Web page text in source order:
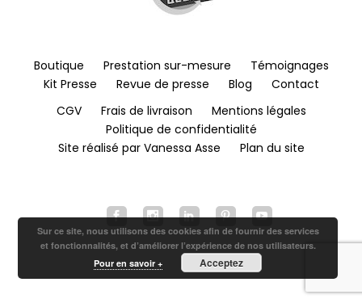
Boutique Prestation sur-mesure
Témoignages
Kit Presse
Revue de presse Blog
Contact
CGV
Frais de livraison
Mentions légales
Politique de confidentialité
Site réalisé par Vanessa Asse
Plan du site
Sur ce site, nous utilisons des cookies afin de fournir des services
et fonctionnalités, et d’améliorer l’expérience de nos utilisateurs.
Pour en savoir +
Acceptez